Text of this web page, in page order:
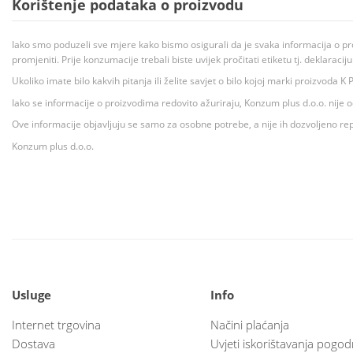
Korištenje podataka o proizvodu
Iako smo poduzeli sve mjere kako bismo osigurali da je svaka informacija o
promjeniti. Prije konzumacije trebali biste uvijek pročitati etiketu tj.
Ukoliko imate bilo kakvih pitanja ili želite savjet o bilo kojoj marki proizvoda
Iako se informacije o proizvodima redovito ažuriraju, Konzum plus d.o.o.
Ove informacije objavljuju se samo za osobne potrebe, a nije ih dozvoljeno
Konzum plus d.o.o.
Usluge
Internet trgovina
Dostava
Info
Načini plaćanja
Uvjeti iskorištavanja